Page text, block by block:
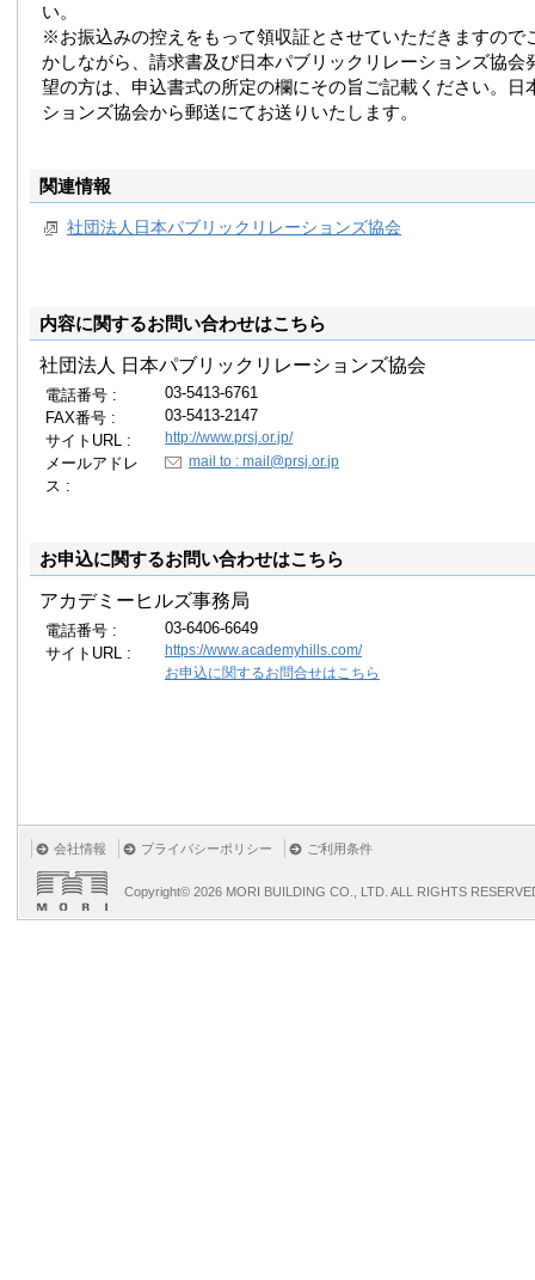
い。
※お振込みの控えをもって領収証とさせていただきますので
かしながら、請求書及び日本パブリックリレーションズ協会
望の方は、申込書式の所定の欄にその旨ご記載ください。日
ションズ協会から郵送にてお送りいたします。
関連情報
社団法人日本パブリックリレーションズ協会
内容に関するお問い合わせはこちら
社団法人 日本パブリックリレーションズ協会
電話番号 :
03-5413-6761
FAX番号 :
03-5413-2147
サイトURL :
http://www.prsj.or.jp/
メールアドレ
ス :
mail to : mail@prsj.or.jp
お申込に関するお問い合わせはこちら
アカデミーヒルズ事務局
電話番号 :
03-6406-6649
サイトURL :
https://www.academyhills.com/
お申込に関するお問合せはこちら
会社情報 プライバシーポリシー ご利用条件
Copyright© 2026 MORI BUILDING CO., LTD. ALL RIGHTS